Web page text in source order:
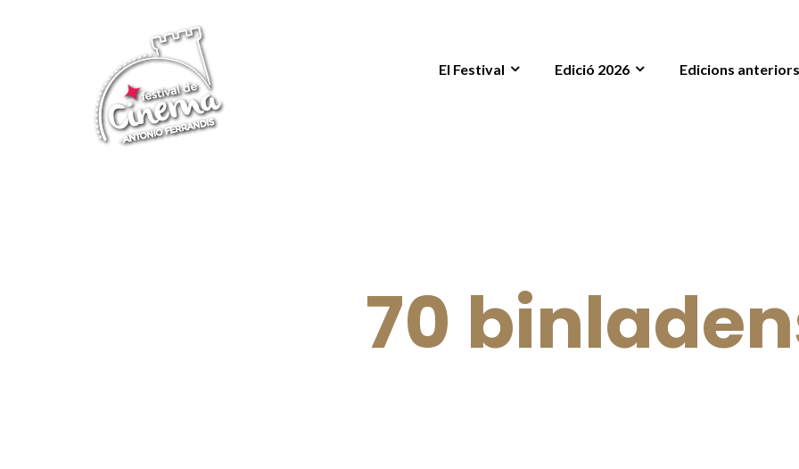
El Festival Edició 2026 Edicions anteriors
70